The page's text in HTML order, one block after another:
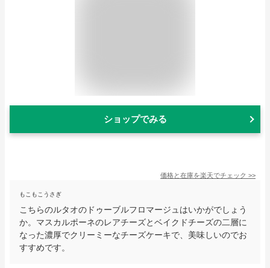
ショップでみる
価格と在庫を楽天でチェック >>
もこもこうさぎ
こちらのルタオのドゥーブルフロマージュはいかがでしょう
か。マスカルポーネのレアチーズとベイクドチーズの二層に
なった濃厚でクリーミーなチーズケーキで、美味しいのでお
すすめです。